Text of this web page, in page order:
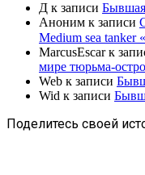
Д к записи
Аноним к записи
Medium sea tanker
MarcusEscarк
мире тюрьма-
Web к записи
Wid к записи
Поделитесь своей